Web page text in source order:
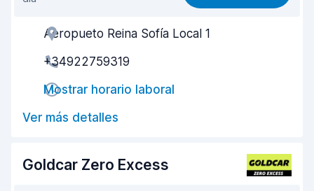
Fácil de encontrar 8,5
Amabilidad del agente
Rapidez en la recogida
Rapidez en la entrega
Limpieza del vehículo
Estado del vehículo 8,5
Aeropueto Reina Sofía Local 1
+34922759319
Mostrar horario laboral
Ver más detalles
Goldcar Zero Excess